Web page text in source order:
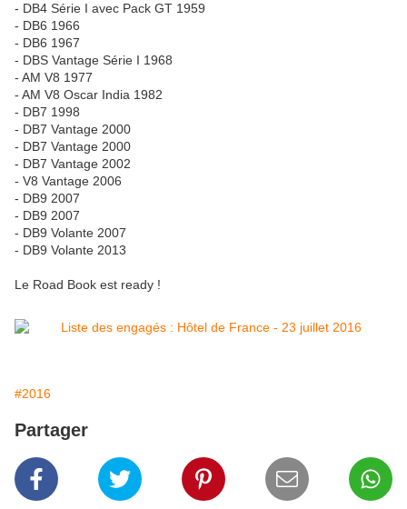
- DB4 Série I avec Pack GT 1959
- DB6 1966
- DB6 1967
- DBS Vantage Série I 1968
- AM V8 1977
- AM V8 Oscar India 1982
- DB7 1998
- DB7 Vantage 2000
- DB7 Vantage 2000
- DB7 Vantage 2002
- V8 Vantage 2006
- DB9 2007
- DB9 2007
- DB9 Volante 2007
- DB9 Volante 2013
Le Road Book est ready !
#2016
Partager